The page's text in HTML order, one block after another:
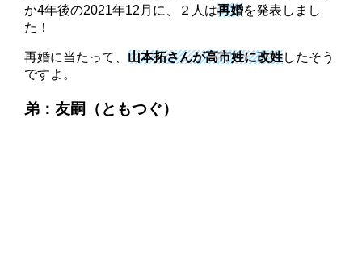
か4年後の2021年12月に、２人は再婚を発表しまし
た！
再婚に当たって、山本拓さんが高市姓に改姓したそう
ですよ。
弟：友嗣（ともつぐ）